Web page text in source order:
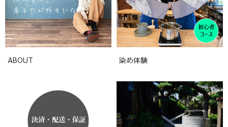
ABOUT 染め体験